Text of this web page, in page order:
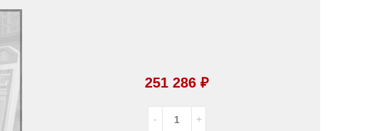
251 286 ₽